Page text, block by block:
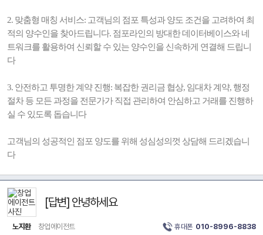
2. 맞춤형 매칭 서비스: 고객님의 점포 특성과 양도 조건을 고려하여 최
적의 양수인을 찾아드립니다. 점포라인의 방대한 데이터베이스와 네
트워크를 활용하여 신뢰할 수 있는 양수인을 신속하게 연결해 드립니
다
3. 안전하고 투명한 계약 진행: 복잡한 권리금 협상, 임대차 계약, 행정
절차 등 모든 과정을 전문가가 직접 관리하여 안심하고 거래를 진행하
실 수 있도록 돕습니다
고객님의 성공적인 점포 양도를 위해 성심성의껏 상담해 드리겠습니
다
[답변] 안녕하세요
노지환 창업에이전트 휴대폰 010-8996-8838